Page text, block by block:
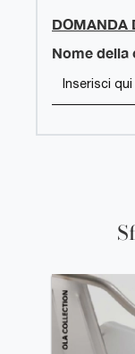
DOMANDA
Nome della